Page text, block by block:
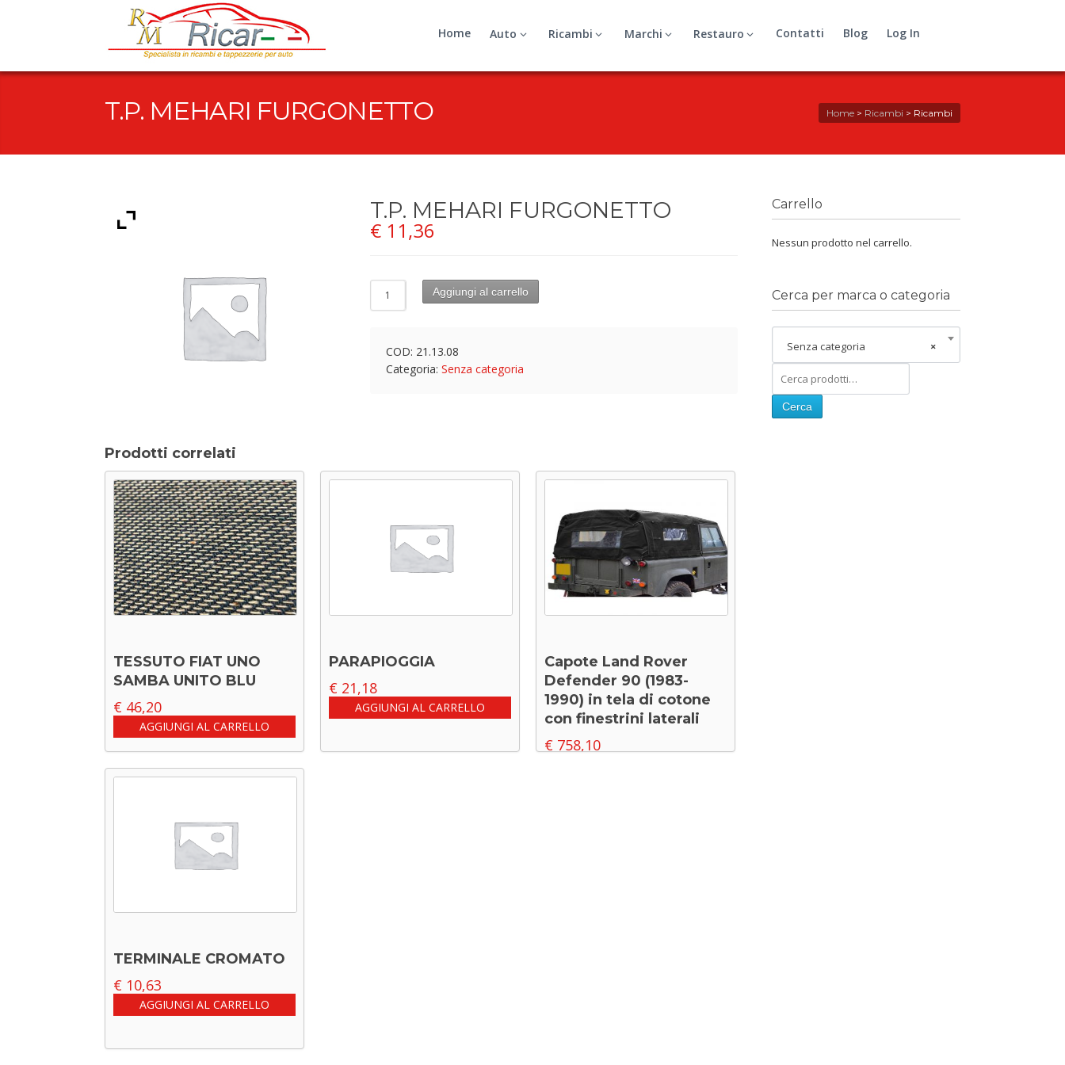
Home Auto Ricambi Marchi Restauro Contatti Blog Log In
T.P. MEHARI FURGONETTO Home> Ricambi > Ricambi
T.P. MEHARI FURGONETTO
€ 11,36
Aggiungi al carrello
COD: 21.13.08
Categoria: Senza categoria
Prodotti correlati
TESSUTO FIAT UNO
SAMBA UNITO BLU
€ 46,20
AGGIUNGI AL CARRELLO
PARAPIOGGIA
€ 21,18
AGGIUNGI AL CARRELLO
Capote Land Rover
Defender 90 (1983-
1990) in tela di cotone
con finestrini laterali
€ 758,10
TERMINALE CROMATO
€ 10,63
AGGIUNGI AL CARRELLO
Carrello
Nessun prodotto nel carrello.
Cerca per marca o categoria
×
Senza categoria
Cerca